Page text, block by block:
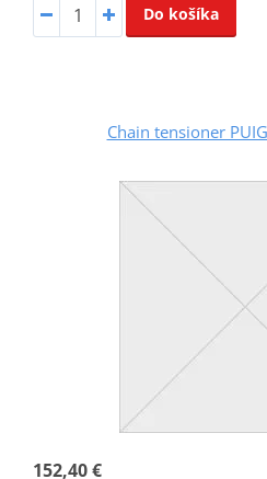
Do košíka
Chain tensioner
152,40 €